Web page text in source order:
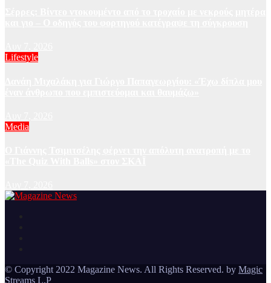
Lifestyle
Media
© Copyright 2022 Magazine News. All Rights Reserved. by Magic
Streams L.P